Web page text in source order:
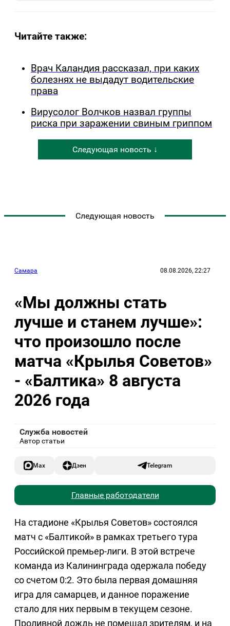
Читайте также:
Врач Каландия рассказал, при каких
болезнях не выдадут водительские
права
Вирусолог Волчков назвал группы
риска при заражении свиным гриппом
Следующая новость ↓
Следующая новость
Самара 08.08.2026, 22:27
«Мы должны стать
лучше и станем лучше»:
что произошло после
матча «Крылья Советов»
- «Балтика» 8 августа
2026 года
Служба новостей
Автор статьи
Max Дзен Telegram
Главные работодатели
На стадионе «Крылья Советов» состоялся
матч с «Балтикой» в рамках третьего тура
Российской премьер-лиги. В этой встрече
команда из Калининграда одержала победу
со счетом 0:2. Это была первая домашняя
игра для самарцев, и данное поражение
стало для них первым в текущем сезоне.
Проливной дождь не помешал зрителям, и на